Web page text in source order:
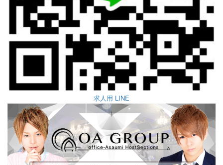
求人用 LINE